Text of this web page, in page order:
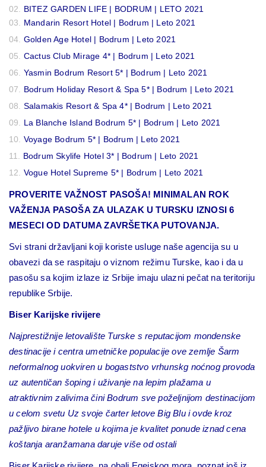
BITEZ GARDEN LIFE | BODRUM | LETO 2021
Mandarin Resort Hotel | Bodrum | Leto 2021
Golden Age Hotel | Bodrum | Leto 2021
Cactus Club Mirage 4* | Bodrum | Leto 2021
Yasmin Bodrum Resort 5* | Bodrum | Leto 2021
Bodrum Holiday Resort & Spa 5* | Bodrum | Leto 2021
Salamakis Resort & Spa 4* | Bodrum | Leto 2021
La Blanche Island Bodrum 5* | Bodrum | Leto 2021
Voyage Bodrum 5* | Bodrum | Leto 2021
Bodrum Skylife Hotel 3* | Bodrum | Leto 2021
Vogue Hotel Supreme 5* | Bodrum | Leto 2021
PROVERITE VAŽNOST PASOŠA! MINIMALAN ROK
VAŽENJA PASOŠA ZA ULAZAK U TURSKU IZNOSI 6
MESECI OD DATUMA ZAVRŠETKA PUTOVANJA.
Svi strani državljani koji koriste usluge naše agencija su u
obavezi da se raspitaju o viznom režimu Turske, kao i da u
pasošu sa kojim izlaze iz Srbije imaju ulazni pečat na teritoriju
republike Srbije.
Biser Karijske rivijere
Najprestižnije letovalište Turske s reputacijom mondenske
destinacije i centra umetničke populacije ove zemlje Šarm
neformalnog uokviren u bogaststvo vrhunskg noćnog provoda
uz autentičan šoping i uživanje na lepim plažama u
atraktivnim zalivima čini Bodrum sve poželjnijom destinacijom
u celom svetu Uz svoje čarter letove Big Blu i ovde kroz
pažljivo birane hotele u kojima je kvalitet ponude iznad cena
koštanja aranžamana daruje više od ostali